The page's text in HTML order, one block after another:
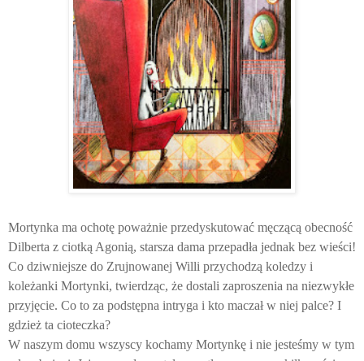
Mortynka ma ochotę poważnie przedyskutować męczącą obecność
Dilberta z ciotką Agonią, starsza dama przepadła jednak bez wieści!
Co dziwniejsze do Zrujnowanej Willi przychodzą koledzy i
koleżanki Mortynki, twierdząc, że dostali zaproszenia na niezwykłe
przyjęcie. Co to za podstępna intryga i kto maczał w niej palce? I
gdzież ta cioteczka?
W naszym domu wszyscy kochamy Mortynkę i nie jesteśmy w tym